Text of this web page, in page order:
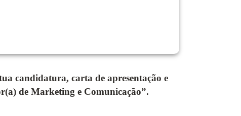
candidatura, carta de apresentação e
de Marketing e Comunicação”.